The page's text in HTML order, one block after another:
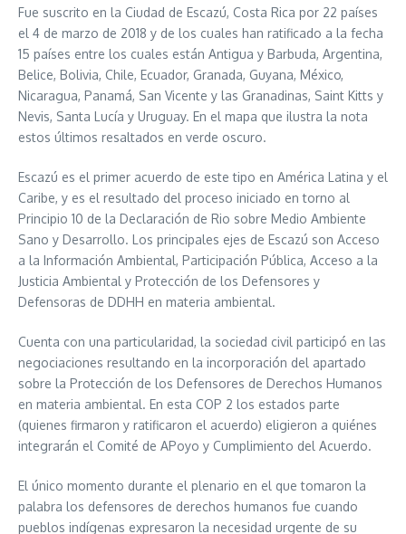
Fue suscrito en la Ciudad de Escazú, Costa Rica por 22 países
el 4 de marzo de 2018 y de los cuales han ratificado a la fecha
15 países entre los cuales están Antigua y Barbuda, Argentina,
Belice, Bolivia, Chile, Ecuador, Granada, Guyana, México,
Nicaragua, Panamá, San Vicente y las Granadinas, Saint Kitts y
Nevis, Santa Lucía y Uruguay. En el mapa que ilustra la nota
estos últimos resaltados en verde oscuro.
Escazú es el primer acuerdo de este tipo en América Latina y el
Caribe, y es el resultado del proceso iniciado en torno al
Principio 10 de la Declaración de Rio sobre Medio Ambiente
Sano y Desarrollo. Los principales ejes de Escazú son Acceso
a la Información Ambiental, Participación Pública, Acceso a la
Justicia Ambiental y Protección de los Defensores y
Defensoras de DDHH en materia ambiental.
Cuenta con una particularidad, la sociedad civil participó en las
negociaciones resultando en la incorporación del apartado
sobre la Protección de los Defensores de Derechos Humanos
en materia ambiental. En esta COP 2 los estados parte
(quienes firmaron y ratificaron el acuerdo) eligieron a quiénes
integrarán el Comité de APoyo y Cumplimiento del Acuerdo.
El único momento durante el plenario en el que tomaron la
palabra los defensores de derechos humanos fue cuando
pueblos indígenas expresaron la necesidad urgente de su